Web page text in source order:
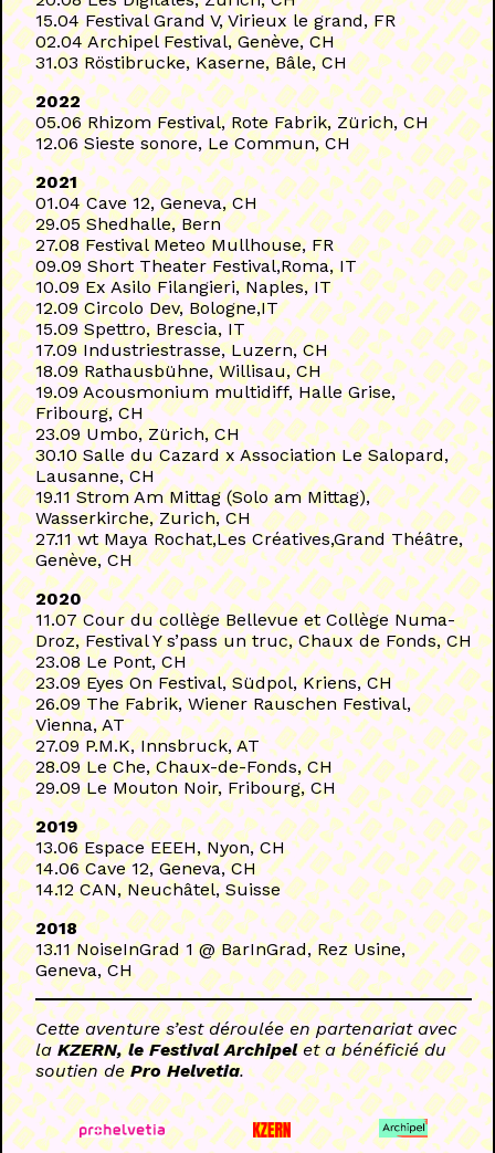
15.04 Festival Grand V, Virieux le grand, FR
02.04 Archipel Festival, Genève, CH
31.03 Röstibrucke, Kaserne, Bâle, CH
2022
05.06 Rhizom Festival, Rote Fabrik, Zürich, CH
12.06 Sieste sonore, Le Commun, CH
2021
01.04 Cave 12, Geneva, CH
29.05 Shedhalle, Bern
27.08 Festival Meteo Mullhouse, FR
09.09 Short Theater Festival,Roma, IT
10.09 Ex Asilo Filangieri, Naples, IT
12.09 Circolo Dev, Bologne,IT
15.09 Spettro, Brescia, IT
17.09 Industriestrasse, Luzern, CH
18.09 Rathausbühne, Willisau, CH
19.09 Acousmonium multidiff, Halle Grise,
Fribourg, CH
23.09 Umbo, Zürich, CH
30.10 Salle du Cazard x Association Le Salopard,
Lausanne, CH
19.11 Strom Am Mittag (Solo am Mittag),
Wasserkirche, Zurich, CH
27.11 wt Maya Rochat,Les Créatives,Grand Théâtre,
Genève, CH
2020
11.07 Cour du collège Bellevue et Collège Numa-
Droz, Festival Y s’pass un truc, Chaux de Fonds, CH
23.08 Le Pont, CH
23.09 Eyes On Festival, Südpol, Kriens, CH
26.09 The Fabrik, Wiener Rauschen Festival,
Vienna, AT
27.09 P.M.K, Innsbruck, AT
28.09 Le Che, Chaux-de-Fonds, CH
29.09 Le Mouton Noir, Fribourg, CH
2019
13.06 Espace EEEH, Nyon, CH
14.06 Cave 12, Geneva, CH
14.12 CAN, Neuchâtel, Suisse
2018
13.11 NoiseInGrad 1 @ BarInGrad, Rez Usine,
Geneva, CH
Cette aventure s’est déroulée en partenariat avec
laKZERN, le Festival Archipelet a bénéficié du
soutien dePro Helvetia.